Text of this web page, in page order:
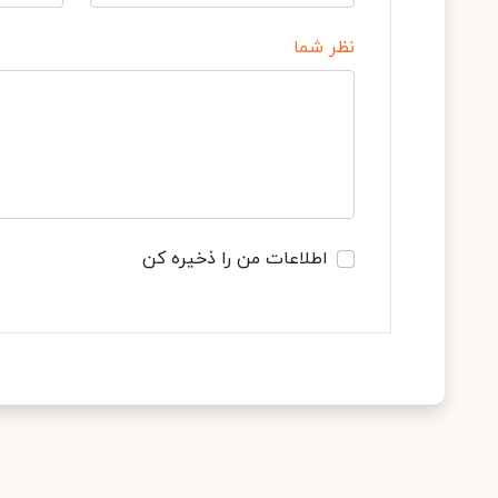
نظر شما
اطلاعات من را ذخیره کن